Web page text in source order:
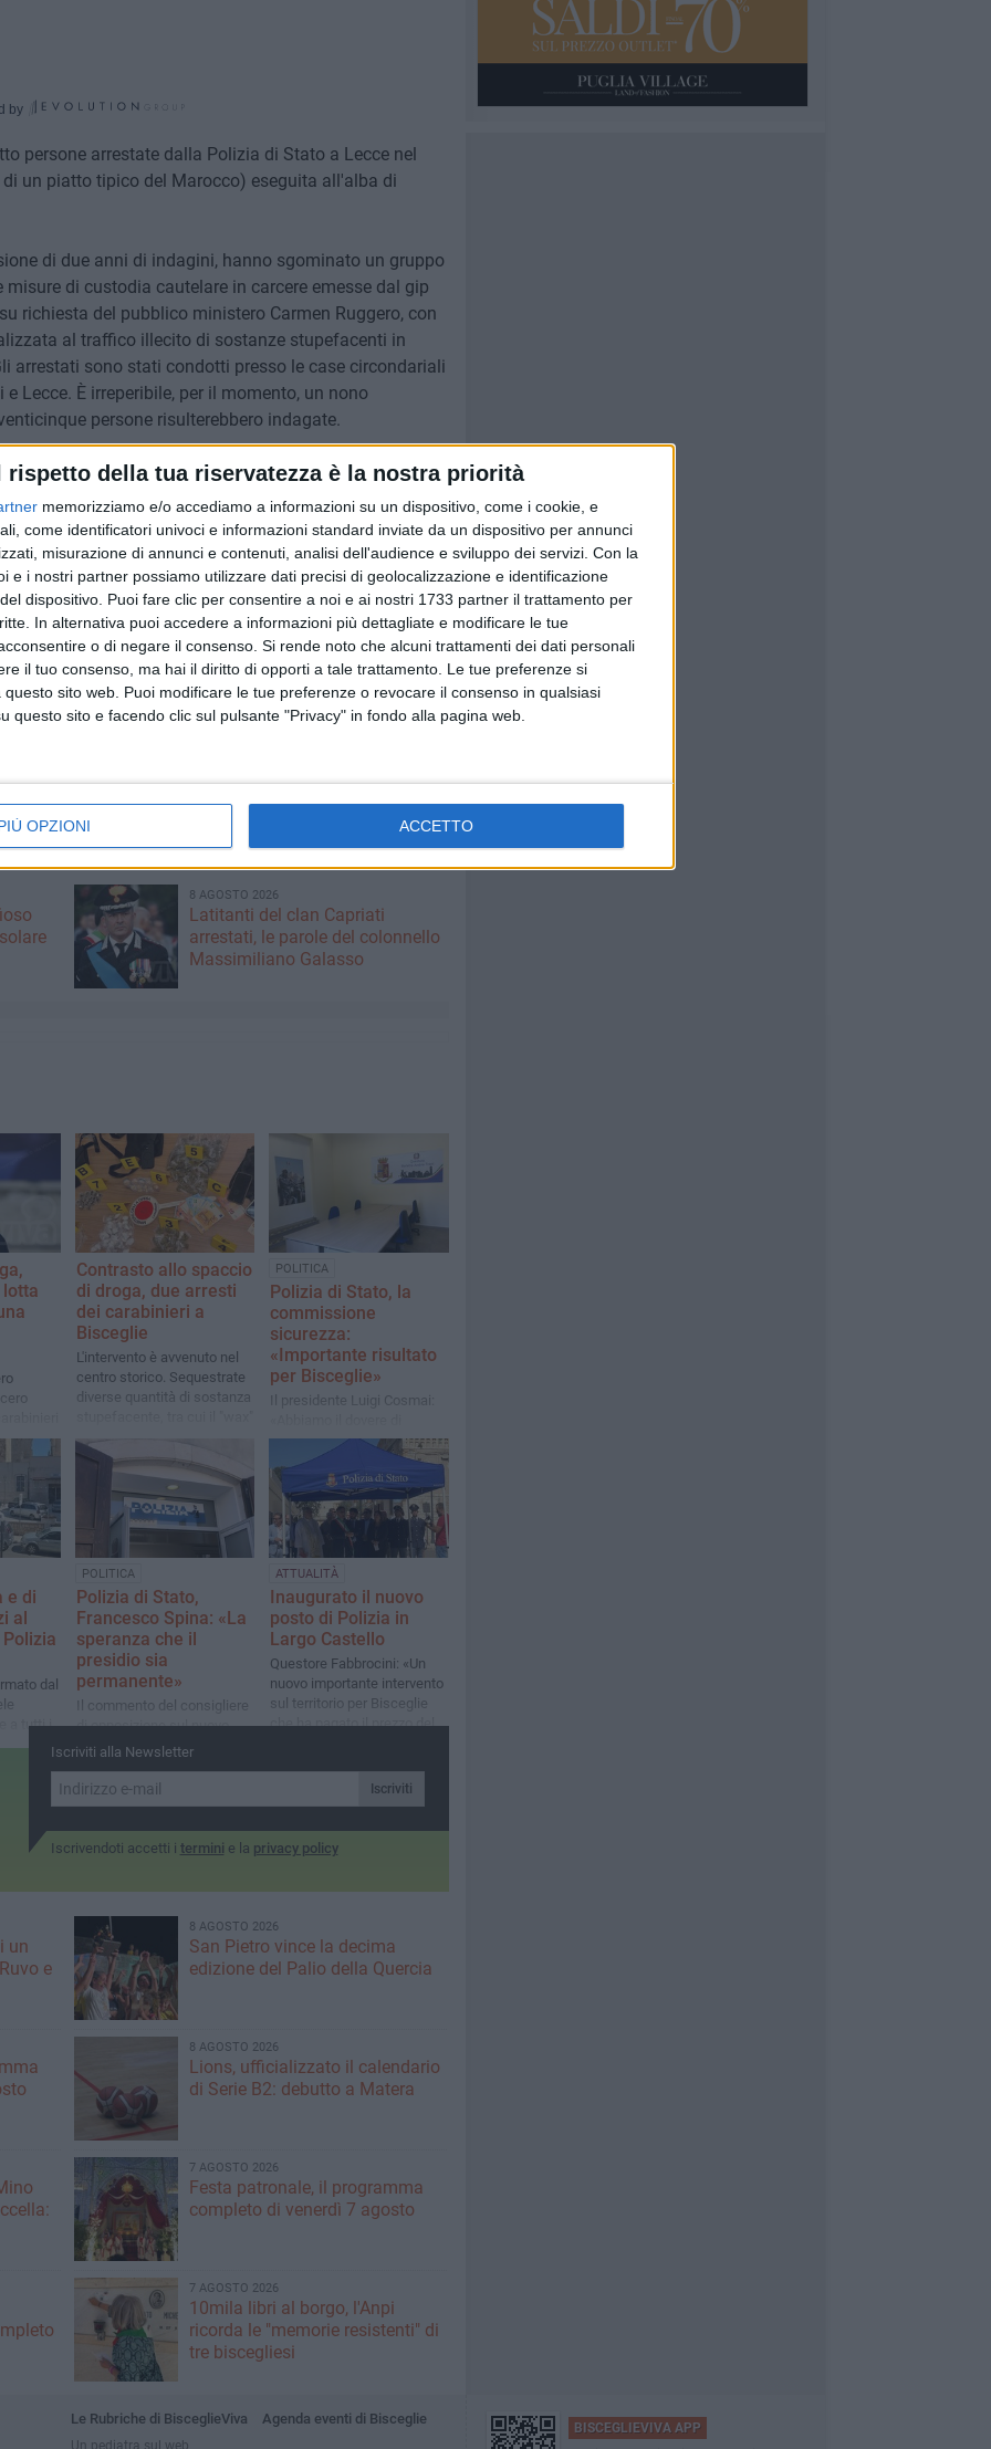
rispetto della tua riservatezza è la nostra priorità
memorizziamo e/o accediamo a informazioni su un dispositivo, come i cookie, e
come identificatori univoci e informazioni standard inviate da un dispositivo per annunci
misurazione di annunci e contenuti, analisi dell'audience e sviluppo dei servizi. Con la
e i nostri partner possiamo utilizzare dati precisi di geolocalizzazione e identificazione
dispositivo. Puoi fare clic per consentire a noi e ai nostri 1733 partner il trattamento per
In alternativa puoi accedere a informazioni più dettagliate e modificare le tue
o di negare il consenso. Si rende noto che alcuni trattamenti dei dati personali
il tuo consenso, ma hai il diritto di opporti a tale trattamento. Le tue preferenze si
sito web. Puoi modificare le tue preferenze o revocare il consenso in qualsiasi
questo sito e facendo clic sul pulsante "Privacy" in fondo alla pagina web.
OPZIONI ACCETTO
by
persone arrestate dalla Polizia di Stato a Lecce nel
un piatto tipico del Marocco) eseguita all'alba di
di due anni di indagini, hanno sgominato un gruppo
di custodia cautelare in carcere emesse dal gip
richiesta del pubblico ministero Carmen Ruggero, con
al traffico illecito di sostanze stupefacenti in
arrestati sono stati condotti presso le case circondariali
Lecce. È irreperibile, per il momento, un nono
persone risulterebbero indagate.
i componenti del sodalizio si sarebbero resi
di sostanza stupefacente (cocaina e hashish),
oltre che di detenzione illegale di armi. La Polizia ha
2 di marijuana, armi e munizioni fra cui una carabina,
silenziatore, un fucile calibro 12 a canne mozze, 200
tramite la Spagna, di ingenti quantitativi di
cocaina sarebbe giunta in Salento attraverso alcuni
cautelari diverse pattuglie delle Squadre Mobili
della Polizia di Stato.
8 AGOSTO 2026
Latitanti del clan Capriati
arrestati, le parole del colonnello
Massimiliano Galasso
lotta
Contrasto allo spaccio
di droga, due arresti
dei carabinieri a
Bisceglie
L'intervento è avvenuto nel
centro storico. Sequestrate
diverse quantità di sostanza
POLITICA
Polizia di Stato, la
commissione
sicurezza:
«Importante risultato
per Bisceglie»
Il presidente Luigi Cosmai:
concentrarci sui fatti,
perché alla fine fanno la
differenza»
e di
al
dal
a tutti i
POLITICA
Polizia di Stato,
Francesco Spina: «La
speranza che il
presidio sia
permanente»
Il commento del consigliere
di opposizione sul nuovo
posto di polizia: «Nel 2023
chi governa la città non lo
voleva»
ATTUALITÀ
Inaugurato il nuovo
posto di Polizia in
Largo Castello
Questore ​Fabbrocini: «Un
nuovo importante intervento
sul territorio per Bisceglie
che ha pagato il prezzo della
Iscriviti alla Newsletter
Iscriviti
Iscrivendoti accetti i termini e la privacy policy
un
e
8 AGOSTO 2026
San Pietro vince la decima
edizione del Palio della Quercia
8 AGOSTO 2026
Lions, ufficializzato il calendario
di Serie B2: debutto a Matera
7 AGOSTO 2026
Festa patronale, il programma
completo di venerdì 7 agosto
7 AGOSTO 2026
10mila libri al borgo, l'Anpi
ricorda le "memorie resistenti" di
tre biscegliesi
Le Rubriche di BisceglieViva
Un pediatra sul web
Agenda eventi di Bisceglie
BISCEGLIEVIVA APP